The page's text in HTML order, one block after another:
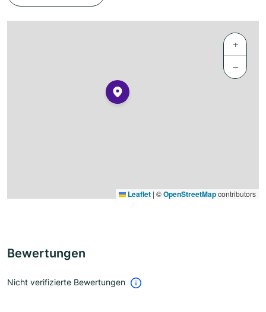
+
−
Leaflet | ©OpenStreetMapcontributors
Bewertungen
Nicht verifizierte Bewertungen